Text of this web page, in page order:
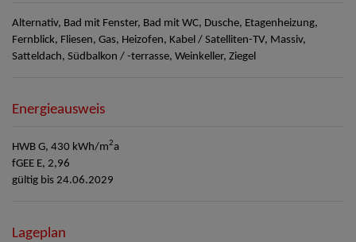
Alternativ Bad mit Fenster Bad mit WC Dusche Etagenheizung
Fernblick Fliesen Gas Heizofen Kabel / Satelliten-TV Massiv
Satteldach Südbalkon / -terrasse Weinkeller Ziegel
Energieausweis
HWB G, 430 kWh/m2a
fGEE E, 2,96
gültig bis 24.06.2029
Lageplan